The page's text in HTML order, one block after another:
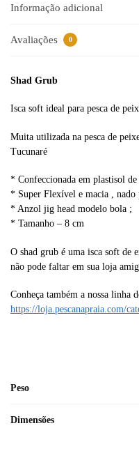
i
e
Informação adicional
Avaliações 0
Shad Grub
Isca soft ideal para pesca de
Muita utilizada na pesca de
Tucunaré
* Confeccionada em plastisol
* Super Flexível e macia , nado
* Anzol jig head modelo bola ;
* Tamanho – 8 cm
O shad grub é uma isca soft de
não pode faltar em sua loja
Conheça também a nossa linha
https://loja.pescanapraia.com/
Peso
Dimensões